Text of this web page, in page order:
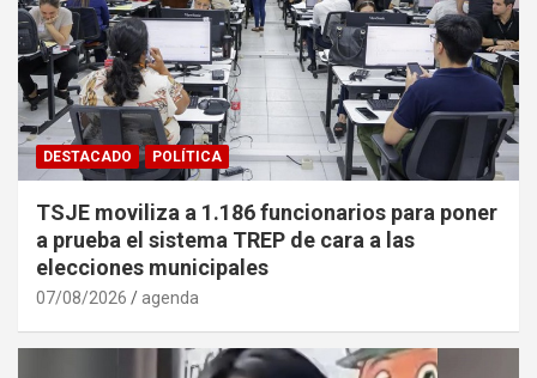
DESTACADO POLÍTICA
TSJE moviliza a 1.186 funcionarios para poner
a prueba el sistema TREP de cara a las
elecciones municipales
07/08/2026 agenda